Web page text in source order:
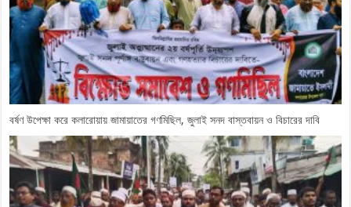
বর্ষণ উপেক্ষা করে কলারোয়ায় জামায়াতের গণমিছিল, জুলাই সনদ বাস্তবায়ন ও বিচারের দাবি